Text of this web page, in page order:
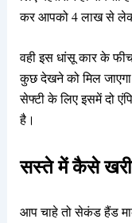
कर आपको 4 लाख से
वही इस धांसू कार के
कुछ देखने को मिल
सेफ्टी के लिए इसमें दो
है।
सस्ते में कैसे
आप चाहे तो सेकंड हैंड